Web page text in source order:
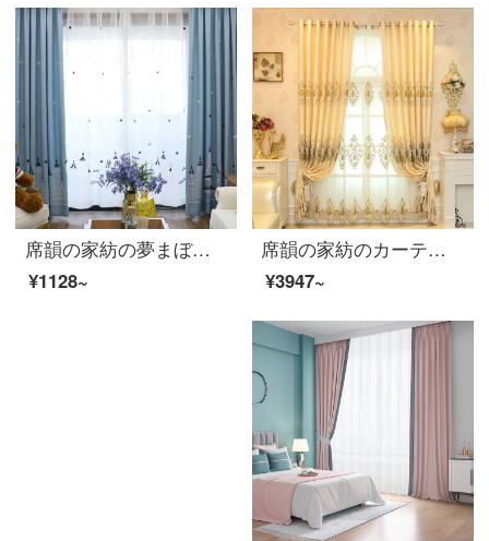
席韻の家紡の夢まぼろしの子供の城の刺繍の遮光寝室のカーテンの紗は夢の城-青い布を注文して広く1メートル*高さ2.7メートルの単価(韓国のしわの針)を注文して高くなることができます。
¥1128~
席韻の家紡のカーテンは完成品を注文してヨーロッパ現代の客間の寝室の刺繍のカーテンと窓のカーテンを注文して作らせます。幅1メートル*高さ2.7メートルの単価(韓国のしわのフック)は高くなります。
¥3947~